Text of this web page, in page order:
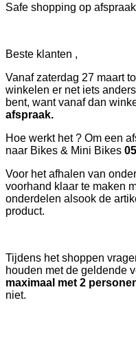
Safe shopping op afspraak
Beste klanten ,
Vanaf zaterdag 27 maart
winkelen er net iets
bent, want vanaf dan
afspraak.
Hoe werkt het ? Om een
naar Bikes & Mini Bikes
Voor het afhalen van
voorhand klaar te maken
onderdelen alsook de
product.
Tijdens het shoppen
houden met de geldende
maximaal met 2
niet.